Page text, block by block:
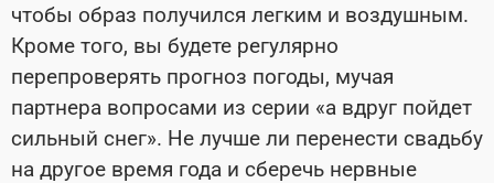
чтобы образ получился легким и воздушным.
Кроме того, вы будете регулярно
перепроверять прогноз погоды, мучая
партнера вопросами из серии «а вдруг пойдет
сильный снег». Не лучше ли перенести свадьбу
на другое время года и сберечь нервные